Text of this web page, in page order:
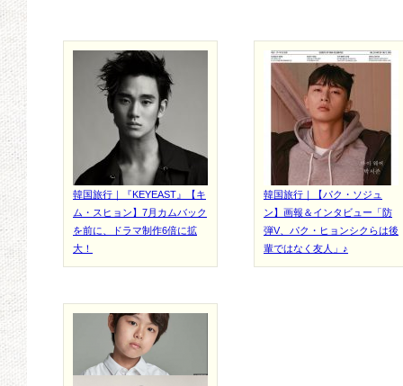
韓国旅行｜『KEYEAST』【キ
ム・スヒョン】7月カムバック
を前に、ドラマ制作6倍に拡
大！
韓国旅行｜【パク・ソジュ
ン】画報＆インタビュー「防
弾V、パク・ヒョンシクらは後
輩ではなく友人」♪